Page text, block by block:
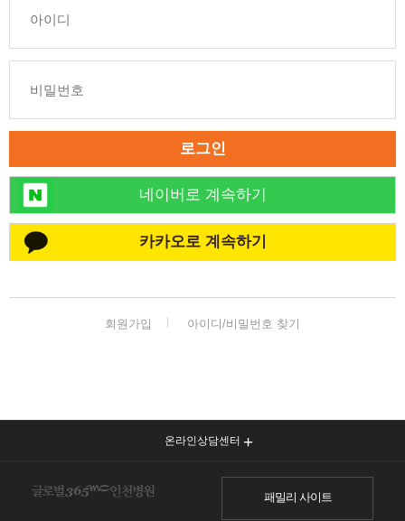
로그인
네이버로 계속하기
카카오로 계속하기
회원가입 아이디/비밀번호 찾기
온라인상담센터
패밀리 사이트